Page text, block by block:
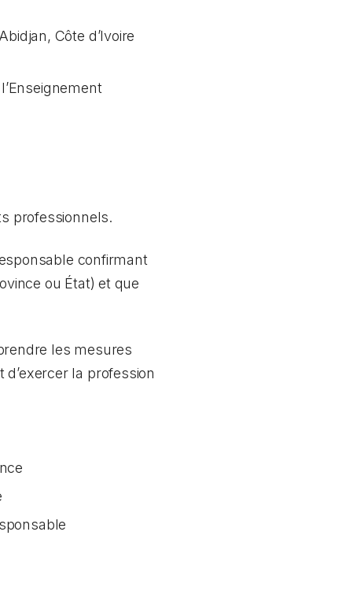
Côte d’Ivoire
professionnels.
confirmant
ou État) et que
les mesures
la profession